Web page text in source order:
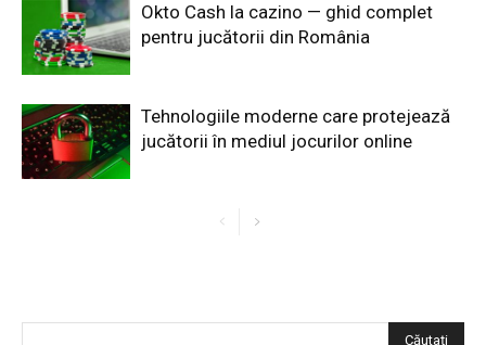
Okto Cash la cazino — ghid complet
pentru jucătorii din România
Tehnologiile moderne care protejează
jucătorii în mediul jocurilor online